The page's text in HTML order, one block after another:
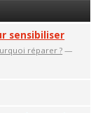
sensibiliser
réparer ? —